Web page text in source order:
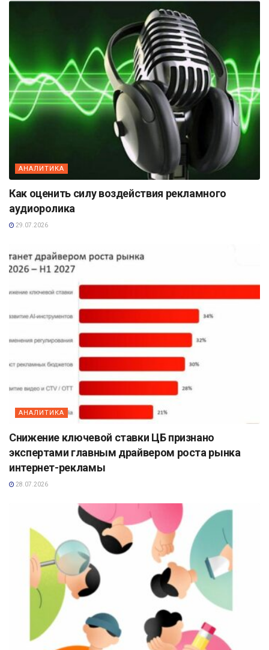
АНАЛИТИКА
Как оценить силу воздействия рекламного
аудиоролика
29.07.2026
АНАЛИТИКА
Снижение ключевой ставки ЦБ признано
экспертами главным драйвером роста рынка
интернет-рекламы
28.07.2026